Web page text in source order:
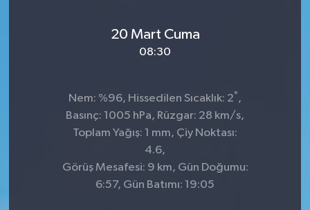
20 Mart Cuma
08:30
Nem: %96, Hissedilen Sıcaklık: 2°,
Basınç: 1005 hPa, Rüzgar: 28 km/s,
Toplam Yağış: 1 mm, Çiy Noktası:
4.6,
Görüş Mesafesi: 9 km, Gün Doğumu:
6:57, Gün Batımı: 19:05